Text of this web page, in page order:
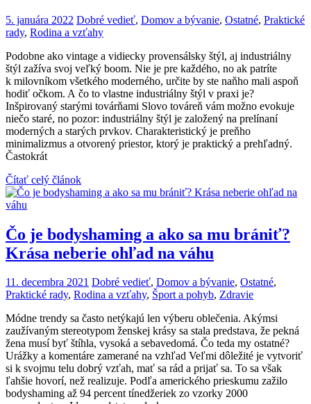
5. januára 2022 Dobré vedieť, Domov a bývanie, Ostatné, Praktické
rady, Rodina a vzťahy
Podobne ako vintage a vidiecky provensálsky štýl, aj industriálny
štýl zažíva svoj veľký boom. Nie je pre každého, no ak patríte
k milovníkom všetkého moderného, určite by ste naňho mali aspoň
hodiť očkom. A čo to vlastne industriálny štýl v praxi je?
Inšpirovaný starými továrňami Slovo továreň vám možno evokuje
niečo staré, no pozor: industriálny štýl je založený na prelínaní
moderných a starých prvkov. Charakteristický je preňho
minimalizmus a otvorený priestor, ktorý je praktický a prehľadný.
Častokrát
Čítať celý článok
Čo je bodyshaming a ako sa mu brániť?
Krása neberie ohľad na váhu
11. decembra 2021 Dobré vedieť, Domov a bývanie, Ostatné,
Praktické rady, Rodina a vzťahy, Šport a pohyb, Zdravie
Módne trendy sa často netýkajú len výberu oblečenia. Akýmsi
zaužívaným stereotypom ženskej krásy sa stala predstava, že pekná
žena musí byť štíhla, vysoká a sebavedomá. Čo teda my ostatné?
Urážky a komentáre zamerané na vzhľad Veľmi dôležité je vytvoriť
si k svojmu telu dobrý vzťah, mať sa rád a prijať sa. To sa však
ľahšie hovorí, než realizuje. Podľa amerického prieskumu zažilo
bodyshaming až 94 percent tínedžeriek zo vzorky 2000